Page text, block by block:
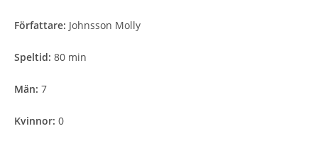
Författare: Johnsson Molly
Speltid: 80 min
Män: 7
Kvinnor: 0